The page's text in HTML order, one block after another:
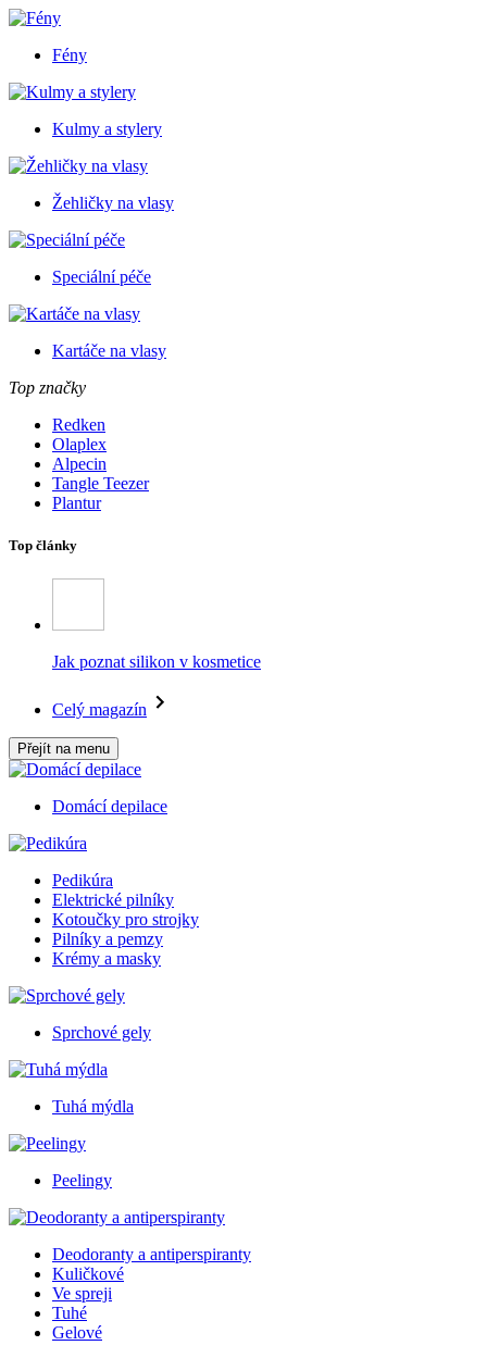
Fény
Kulmy a stylery
Žehličky na vlasy
Speciální péče
Kartáče na vlasy
Top značky
Redken
Olaplex
Alpecin
Tangle Teezer
Plantur
Top články
Jak poznat silikon v kosmetice
Celý magazín
Přejít na menu
Domácí depilace
Pedikúra
Elektrické pilníky
Kotoučky pro strojky
Pilníky a pemzy
Krémy a masky
Sprchové gely
Tuhá mýdla
Peelingy
Deodoranty a antiperspiranty
Kuličkové
Ve spreji
Tuhé
Gelové